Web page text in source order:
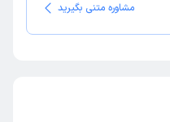
مشاوره متنی بگیرید